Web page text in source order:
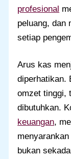
profesional
peluang, dan
setiap
Arus kas
diperhatikan.
omzet tinggi,
dibutuhkan.
keuangan,
bukan